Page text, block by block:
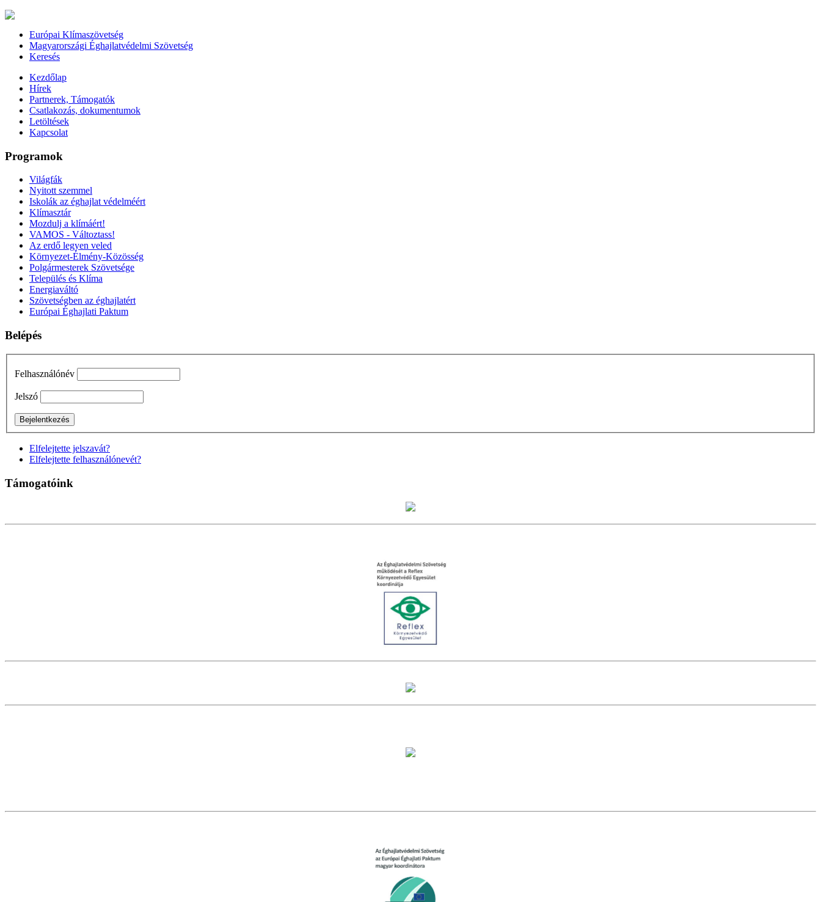
Európai Klímaszövetség
Magyarországi Éghajlatvédelmi Szövetség
Keresés
Kezdőlap
Hírek
Partnerek, Támogatók
Csatlakozás, dokumentumok
Letöltések
Kapcsolat
Programok
Világfák
Nyitott szemmel
Iskolák az éghajlat védelméért
Klímasztár
Mozdulj a klímáért!
VAMOS - Változtass!
Az erdő legyen veled
Környezet-Élmény-Közösség
Polgármesterek Szövetsége
Település és Klíma
Energiaváltó
Szövetségben az éghajlatért
Európai Éghajlati Paktum
Belépés
Felhasználónév
Jelszó
Elfelejtette jelszavát?
Elfelejtette felhasználónevét?
Támogatóink